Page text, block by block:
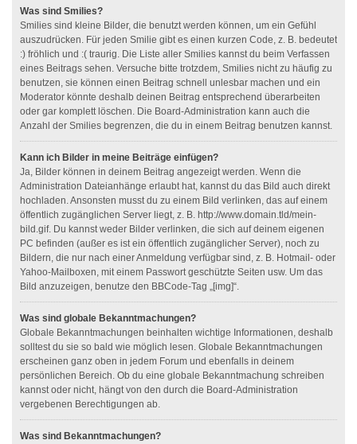
Was sind Smilies?
Smilies sind kleine Bilder, die benutzt werden können, um ein Gefühl
auszudrücken. Für jeden Smilie gibt es einen kurzen Code, z. B. bedeutet
:) fröhlich und :( traurig. Die Liste aller Smilies kannst du beim Verfassen
eines Beitrags sehen. Versuche bitte trotzdem, Smilies nicht zu häufig zu
benutzen, sie können einen Beitrag schnell unlesbar machen und ein
Moderator könnte deshalb deinen Beitrag entsprechend überarbeiten
oder gar komplett löschen. Die Board-Administration kann auch die
Anzahl der Smilies begrenzen, die du in einem Beitrag benutzen kannst.
Kann ich Bilder in meine Beiträge einfügen?
Ja, Bilder können in deinem Beitrag angezeigt werden. Wenn die
Administration Dateianhänge erlaubt hat, kannst du das Bild auch direkt
hochladen. Ansonsten musst du zu einem Bild verlinken, das auf einem
öffentlich zugänglichen Server liegt, z. B. http://www.domain.tld/mein-
bild.gif. Du kannst weder Bilder verlinken, die sich auf deinem eigenen
PC befinden (außer es ist ein öffentlich zugänglicher Server), noch zu
Bildern, die nur nach einer Anmeldung verfügbar sind, z. B. Hotmail- oder
Yahoo-Mailboxen, mit einem Passwort geschützte Seiten usw. Um das
Bild anzuzeigen, benutze den BBCode-Tag „[img]“.
Was sind globale Bekanntmachungen?
Globale Bekanntmachungen beinhalten wichtige Informationen, deshalb
solltest du sie so bald wie möglich lesen. Globale Bekanntmachungen
erscheinen ganz oben in jedem Forum und ebenfalls in deinem
persönlichen Bereich. Ob du eine globale Bekanntmachung schreiben
kannst oder nicht, hängt von den durch die Board-Administration
vergebenen Berechtigungen ab.
Was sind Bekanntmachungen?